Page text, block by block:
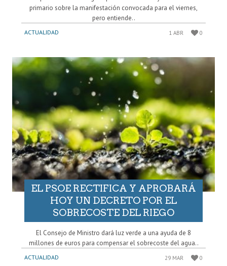
primario sobre la manifestación convocada para el viernes,
pero entiende..
ACTUALIDAD 1 ABR 0
EL PSOE RECTIFICA Y APROBARÁ
HOY UN DECRETO POR EL
SOBRECOSTE DEL RIEGO
El Consejo de Ministro dará luz verde a una ayuda de 8
millones de euros para compensar el sobrecoste del agua..
ACTUALIDAD 29 MAR 0